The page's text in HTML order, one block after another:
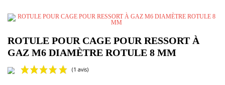
ROTULE POUR CAGE POUR RESSORT À
GAZ M6 DIAMÈTRE ROTULE 8 MM